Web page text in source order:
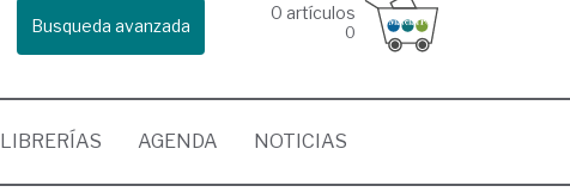
Busqueda avanzada
0 artículos
0
LIBRERÍAS AGENDA NOTICIAS